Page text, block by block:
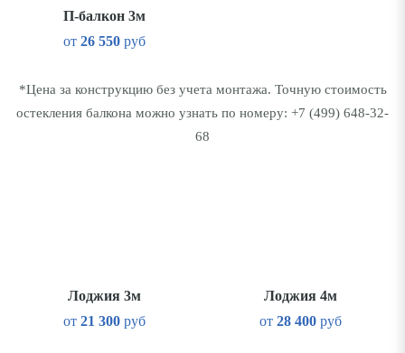
П-балкон 3м
от 26 550руб
*Цена за конструкцию без учета монтажа. Точную стоимость
остекления балкона можно узнать по номеру: +7 (499) 648-32-
68
Лоджия 3м
от 21 300руб
Лоджия 4м
от28 400 руб